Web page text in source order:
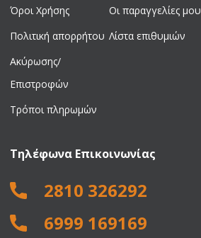
Όροι Χρήσης
Πολιτική απορρήτου
Ακύρωσης/
Επιστροφών
Τρόποι πληρωμών
Οι παραγγελίες μου
Λίστα επιθυμιών
Τηλέφωνα Επικοινωνίας
2810 326292
6999 169169